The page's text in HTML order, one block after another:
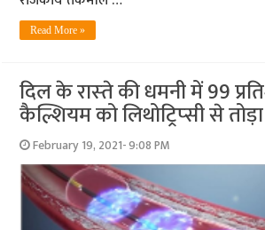
Read More »
दिल के रास्‍ते की धमनी में 99
कैल्शियम को लिथोट्रिप्‍सी से तोड़ा
February 19, 2021- 9:08 PM